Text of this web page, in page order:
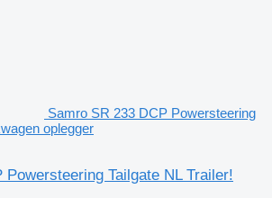
Samro SR 233 DCP Powersteering
oplegger
Powersteering Tailgate NL Trailer!